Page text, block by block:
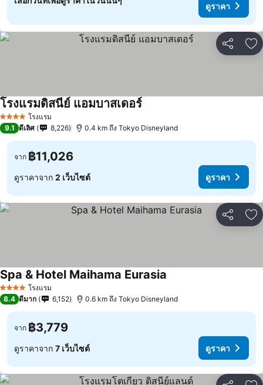
ดูราคา
แชร์ เ
4 ดาว โรงแรม
โรงแรมดิสนีย์ แอมบาสเดอร์
9.1 ดีเลิศ 8,226 0.4 km ถึง Tokyo Disneyland
จาก ฿11,026
ดูราคาจาก 2 เว็บไซต์ ดูราคา
แชร์ เ
4 ดาว โรงแรม
Spa & Hotel Maihama Eurasia
8.4 ดีมาก 6,152 0.6 km ถึง Tokyo Disneyland
จาก ฿3,779
ดูราคาจาก 7 เว็บไซต์ ดูราคา